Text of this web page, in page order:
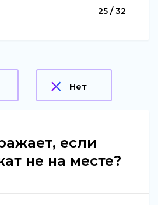
25 / 32
Нет
если
не на месте?